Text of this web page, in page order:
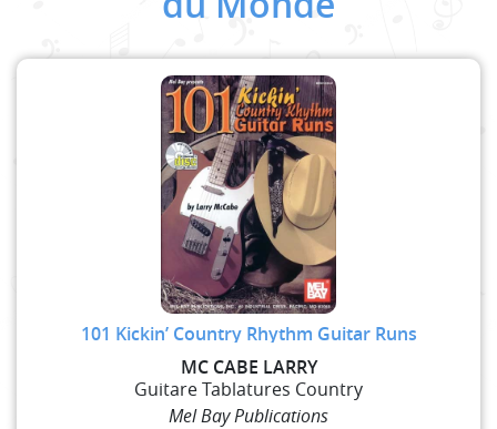
101 Kickin’ Country Rhythm Guitar Runs
MC CABE LARRY
Guitare Tablatures Country
Mel Bay Publications